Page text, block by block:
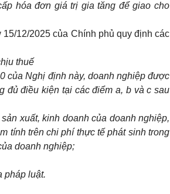
hóa đơn giá trị gia tăng để giao cho
15/12/2025 của Chính phủ quy định các
thuế
của Nghị định này, doanh nghiệp được
đủ điều kiện tại các điểm a, b và c sau
xuất, kinh doanh của doanh nghiệp,
tính trên chi phí thực tế phát sinh trong
doanh nghiệp;
pháp luật.